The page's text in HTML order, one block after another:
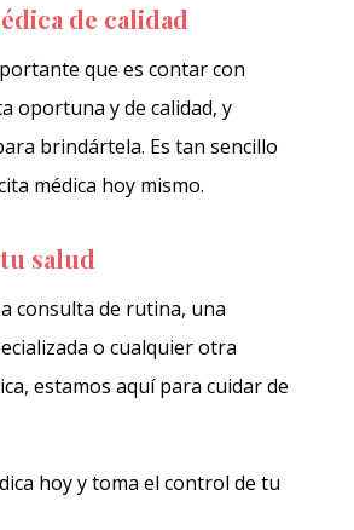
de calidad
que es contar con
oportuna y de calidad, y
brindártela. Es tan sencillo
médica hoy mismo.
salud
consulta de rutina, una
o cualquier otra
estamos aquí para cuidar de
hoy y toma el control de tu